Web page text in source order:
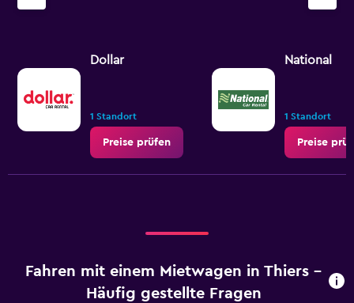
Dollar
1 Standort
Preise prüfen
National
1 Standort
Preise
Fahren mit einem Mietwagen in Thiers –
Häufig gestellte Fragen